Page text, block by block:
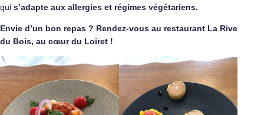
qui s’adapte aux allergies et régimes végétariens.
Envie d’un bon repas ? Rendez-vous au restaurant La Rive
du Bois, au cœur du Loiret !